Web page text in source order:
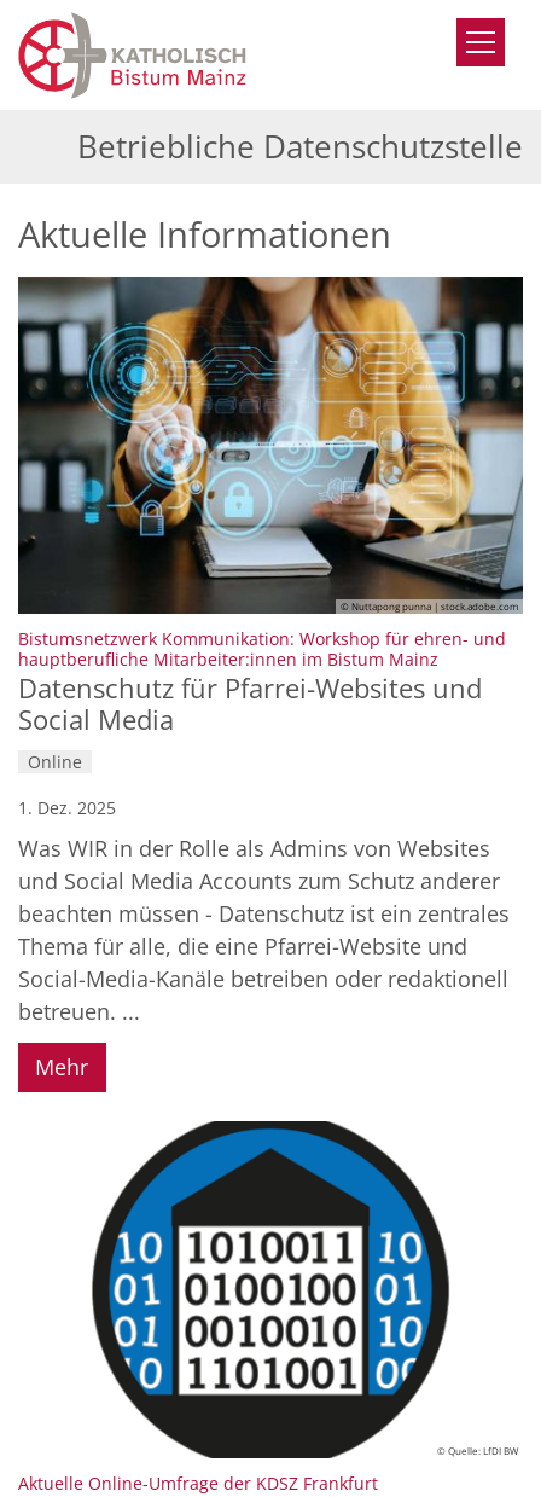
Zum Inhalt springen
Betriebliche Datenschutzstelle
Aktuelle Informationen
© Nuttapong punna | stock.adobe.com
Bistumsnetzwerk Kommunikation: Workshop für ehren- und
hauptberufliche Mitarbeiter:innen im Bistum Mainz
Datenschutz für Pfarrei-Websites und
Social Media
Online
1. Dez. 2025
Was WIR in der Rolle als Admins von Websites
und Social Media Accounts zum Schutz anderer
beachten müssen - Datenschutz ist ein zentrales
Thema für alle, die eine Pfarrei-Website und
Social-Media-Kanäle betreiben oder redaktionell
betreuen. ...
Mehr
© Quelle: LfDI BW
Aktuelle Online-Umfrage der KDSZ Frankfurt: